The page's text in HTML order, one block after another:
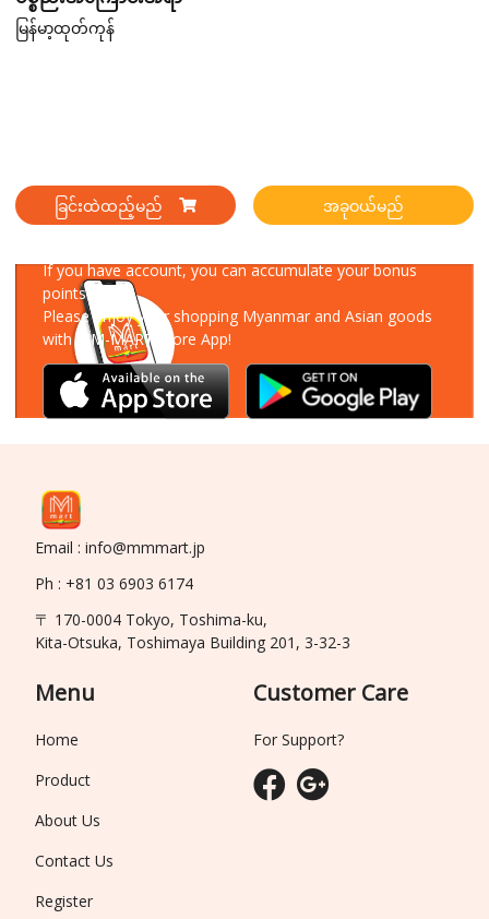
မြန်မာ့ထုတ်ကုန်
ခြင်းထဲထည့်မည် အခုဝယ်မည်
If you have account, you can accumulate your bonus
points!
Please enjoy your shopping Myanmar and Asian goods
with MM-MART Store App!
Email : info@mmmart.jp
Ph : +81 03 6903 6174
〒 170-0004 Tokyo, Toshima-ku,
Kita-Otsuka, Toshimaya Building 201, 3-32-3
Menu
Home
Product
About Us
Contact Us
Register
Customer Care
For Support?